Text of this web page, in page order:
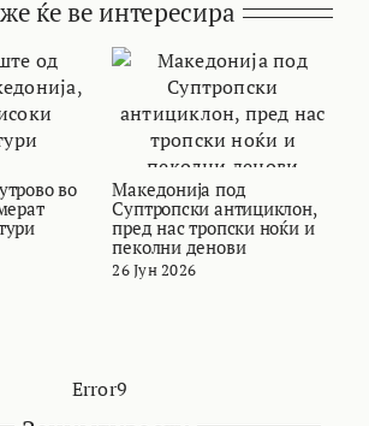
ќе ве интересира
во
Македонија под
Суптропски антициклон,
пред нас тропски ноќи и
пеколни денови
26 Јун 2026
Error9